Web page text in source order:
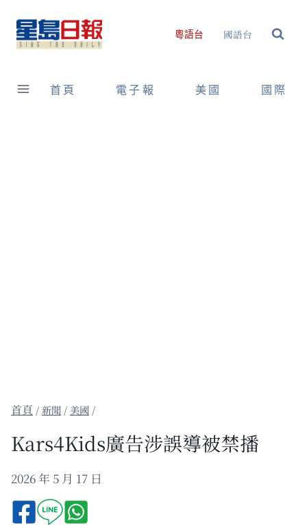
content
粵語台 國語台
首頁 電子報 美國 國際
/新聞 / 美國 /
Kars4Kids廣告涉誤導被禁播
2026 年 5 月 17 日